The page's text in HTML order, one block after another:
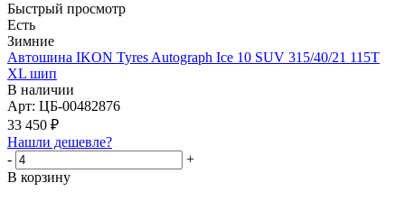
Быстрый просмотр
Есть
Зимние
Автошина IKON Tyres Autograph Ice 10 SUV 315/40/21 115T
XL шип
В наличии
Арт: ЦБ-00482876
33 450 ₽
Нашли дешевле?
-
+
В корзину